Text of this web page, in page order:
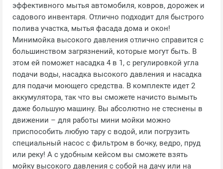
эффективного мытья автомобиля, ковров, дорожек и
садового инвентаря. Отлично подходит для быстрого
полива участка, мытья фасада дома и окон!
Минимойка высокого давления отлично справится с
большинством загрязнений, которые могут быть. В
этом ей поможет насадка 4 в 1, с регулировкой угла
подачи воды, насадка высокого давления и насадка
для подачи моющего средства. В комплекте идет 2
аккумулятора, так что вы сможете начисто вымыть
даже большую машину. Вы абсолютно не стеснены в
движении – для работы мини мойки можно
приспособить любую тару с водой, или погрузить
специальный насос с фильтром в бочку, ведро, пруд
или реку! А с удобным кейсом вы сможете взять
мойку высокого давления с собой на дачу или на